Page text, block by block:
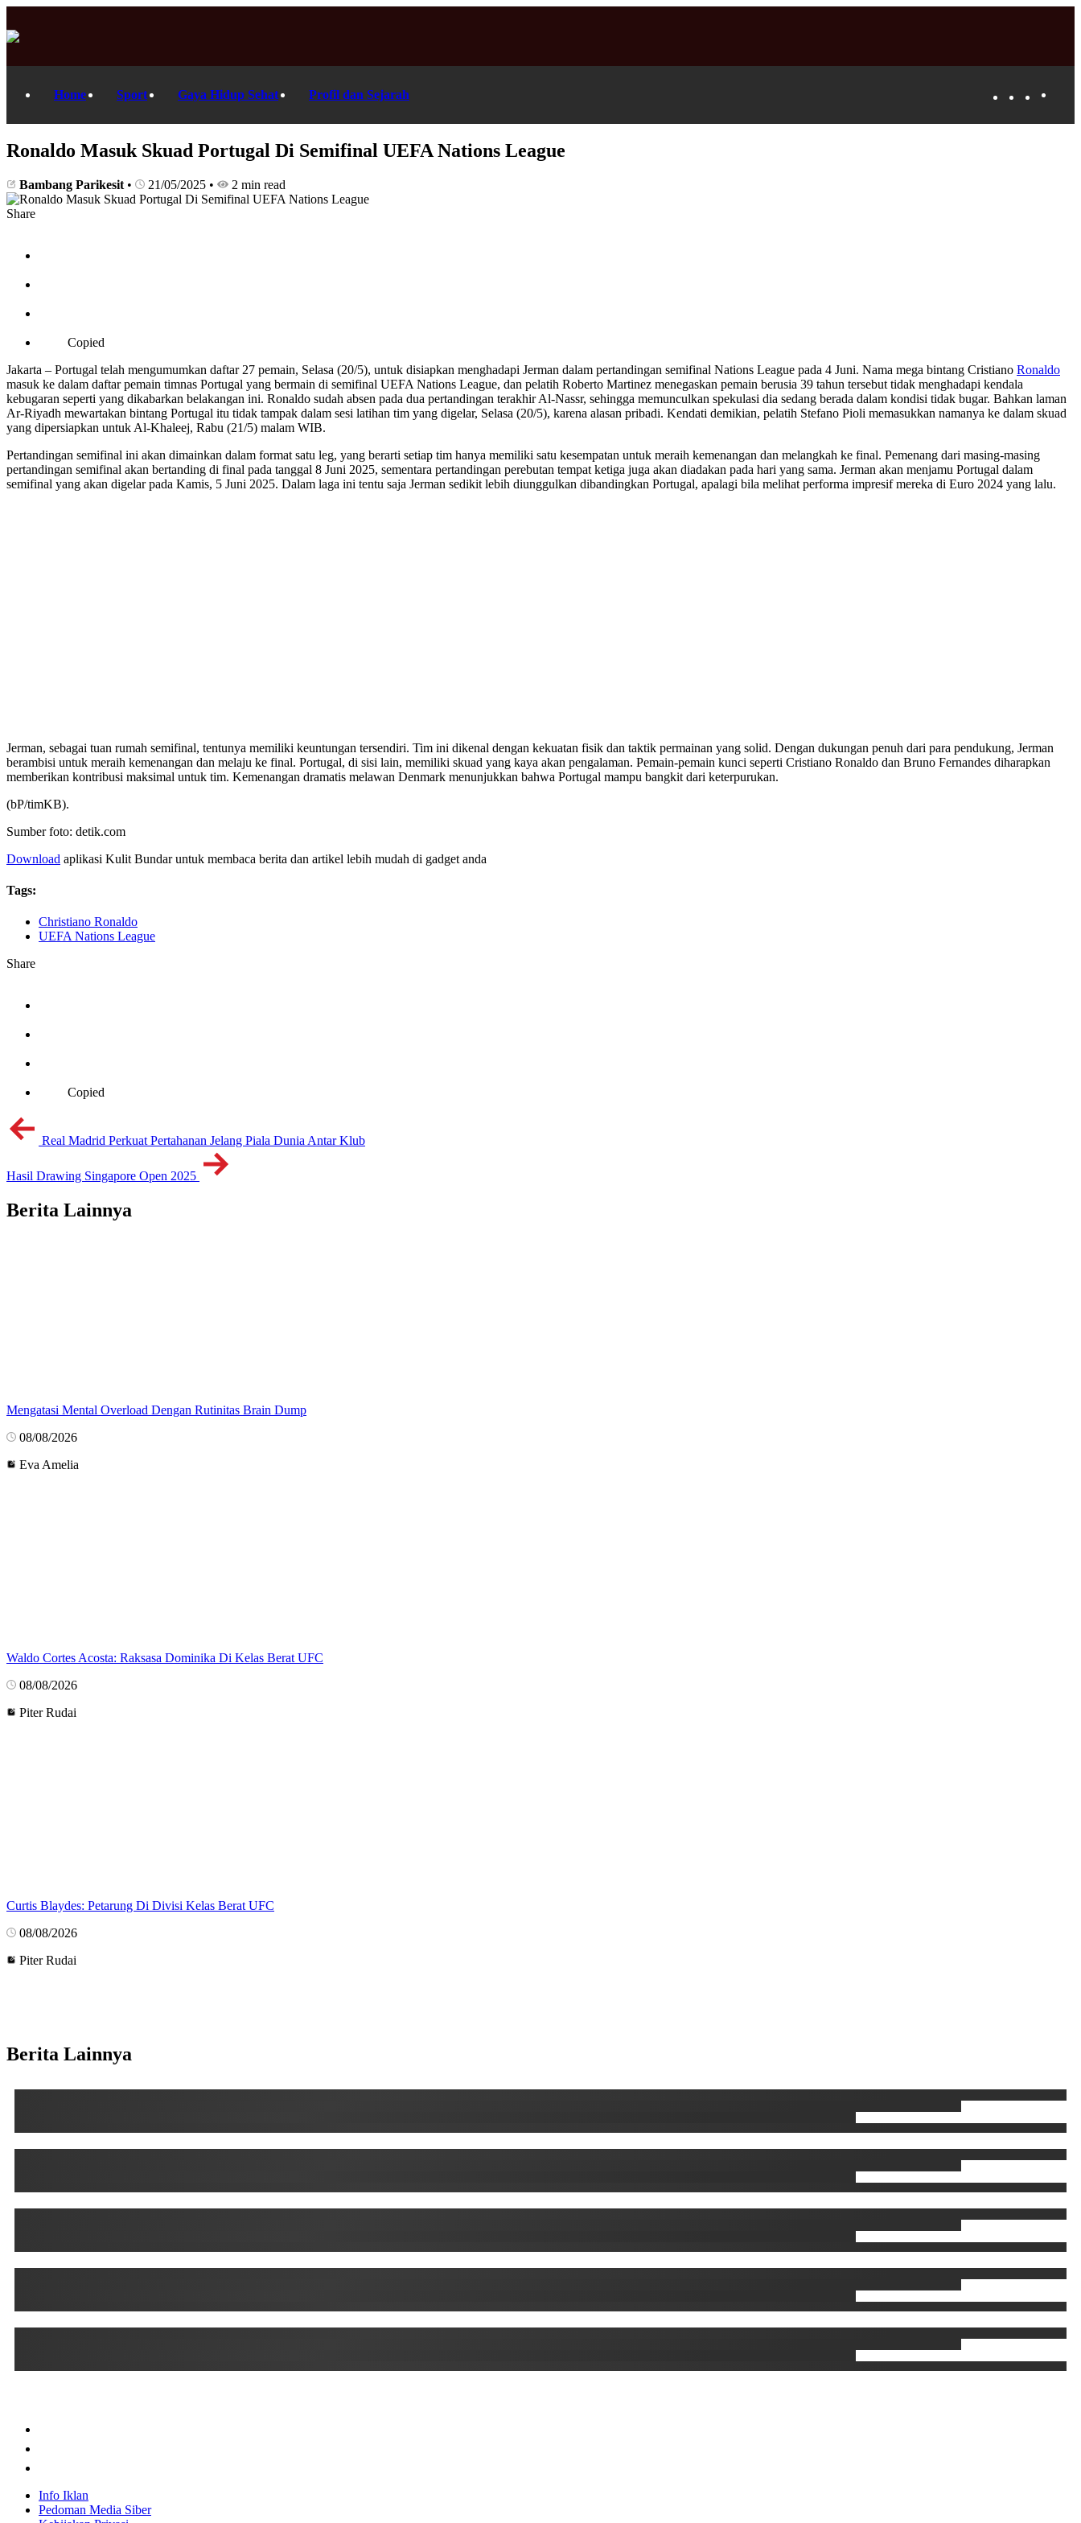
Home Sport Gaya Hidup Sehat Profil dan Sejarah
Ronaldo Masuk Skuad Portugal Di Semifinal UEFA Nations League
Bambang Parikesit • 21/05/2025 • 2 min read
Share
Copied
Jakarta – Portugal telah mengumumkan daftar 27 pemain, Selasa (20/5), untuk disiapkan menghadapi Jerman dalam pertandingan semifinal Nations League pada 4 Juni. Nama mega bintang Cristiano Ronaldo
masuk ke dalam daftar pemain timnas Portugal yang bermain di semifinal UEFA Nations League, dan pelatih Roberto Martinez menegaskan pemain berusia 39 tahun tersebut tidak menghadapi kendala
kebugaran seperti yang dikabarkan belakangan ini. Ronaldo sudah absen pada dua pertandingan terakhir Al-Nassr, sehingga memunculkan spekulasi dia sedang berada dalam kondisi tidak bugar. Bahkan laman
Ar-Riyadh mewartakan bintang Portugal itu tidak tampak dalam sesi latihan tim yang digelar, Selasa (20/5), karena alasan pribadi. Kendati demikian, pelatih Stefano Pioli memasukkan namanya ke dalam skuad
yang dipersiapkan untuk Al-Khaleej, Rabu (21/5) malam WIB.
Pertandingan semifinal ini akan dimainkan dalam format satu leg, yang berarti setiap tim hanya memiliki satu kesempatan untuk meraih kemenangan dan melangkah ke final. Pemenang dari masing-masing
pertandingan semifinal akan bertanding di final pada tanggal 8 Juni 2025, sementara pertandingan perebutan tempat ketiga juga akan diadakan pada hari yang sama. Jerman akan menjamu Portugal dalam
semifinal yang akan digelar pada Kamis, 5 Juni 2025. Dalam laga ini tentu saja Jerman sedikit lebih diunggulkan dibandingkan Portugal, apalagi bila melihat performa impresif mereka di Euro 2024 yang lalu.
Jerman, sebagai tuan rumah semifinal, tentunya memiliki keuntungan tersendiri. Tim ini dikenal dengan kekuatan fisik dan taktik permainan yang solid. Dengan dukungan penuh dari para pendukung, Jerman
berambisi untuk meraih kemenangan dan melaju ke final. Portugal, di sisi lain, memiliki skuad yang kaya akan pengalaman. Pemain-pemain kunci seperti Cristiano Ronaldo dan Bruno Fernandes diharapkan
memberikan kontribusi maksimal untuk tim. Kemenangan dramatis melawan Denmark menunjukkan bahwa Portugal mampu bangkit dari keterpurukan.
(bP/timKB).
Sumber foto: detik.com
Download aplikasi Kulit Bundar untuk membaca berita dan artikel lebih mudah di gadget anda
Tags:
Christiano Ronaldo
UEFA Nations League
Share
Copied
Real Madrid Perkuat Pertahanan Jelang Piala Dunia Antar Klub
Hasil Drawing Singapore Open 2025
Berita Lainnya
Mengatasi Mental Overload Dengan Rutinitas Brain Dump
08/08/2026
Eva Amelia
Waldo Cortes Acosta: Raksasa Dominika Di Kelas Berat UFC
08/08/2026
Piter Rudai
Curtis Blaydes: Petarung Di Divisi Kelas Berat UFC
08/08/2026
Piter Rudai
Berita Lainnya
Info Iklan
Pedoman Media Siber